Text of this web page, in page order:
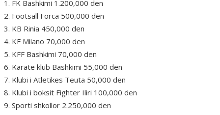
1. FK Bashkimi 1.200,000 den
2. Footsall Forca 500,000 den
3. KB Rinia 450,000 den
4. KF Milano 70,000 den
5. KFF Bashkimi 70,000 den
6. Karate klub Bashkimi 55,000 den
7. Klubi i Atletikes Teuta 50,000 den
8. Klubi i boksit Fighter Iliri 100,000 den
9. Sporti shkollor 2.250,000 den